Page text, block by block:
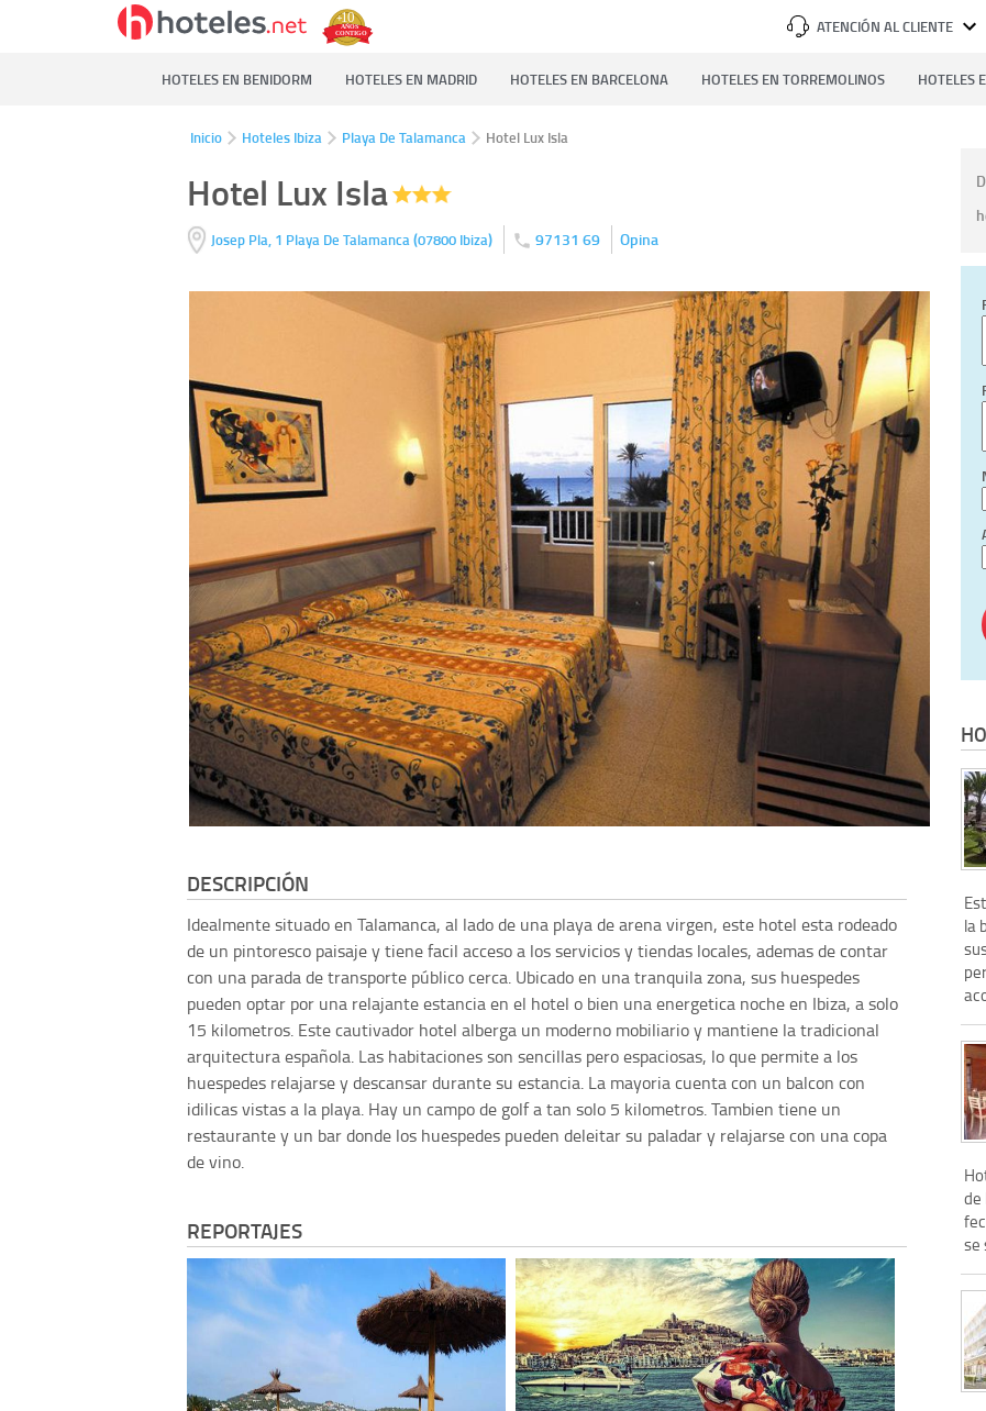
ATENCIÓN AL CLIENTE
HOTELES EN BENIDORM HOTELES EN MADRID HOTELES EN BARCELONA HOTELES EN TORREMOLINOS HOTELES
Inicio Hoteles Ibiza Playa De Talamanca Hotel Lux Isla
Hotel Lux Isla
Josep Pla, 1 Playa De Talamanca(07800 Ibiza) 97131 69 Opina
DESCRIPCIÓN
Idealmente situado en Talamanca, al lado de una playa de arena virgen, este hotel esta rodeado
de un pintoresco paisaje y tiene facil acceso a los servicios y tiendas locales, ademas de contar
con una parada de transporte público cerca. Ubicado en una tranquila zona, sus huespedes
pueden optar por una relajante estancia en el hotel o bien una energetica noche en Ibiza, a solo
15 kilometros. Este cautivador hotel alberga un moderno mobiliario y mantiene la tradicional
arquitectura española. Las habitaciones son sencillas pero espaciosas, lo que permite a los
huespedes relajarse y descansar durante su estancia. La mayoria cuenta con un balcon con
idilicas vistas a la playa. Hay un campo de golf a tan solo 5 kilometros. Tambien tiene un
restaurante y un bar donde los huespedes pueden deleitar su paladar y relajarse con una copa
de vino.
REPORTAJES
la
de
se